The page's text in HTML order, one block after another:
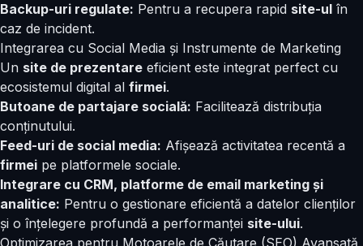
Backup-uri regulate: Pentru a recupera rapid site-ul în
caz de incident.
Integrarea cu Social Media și Instrumente de Marketing
Un site de prezentare eficient este integrat perfect cu
ecosistemul digital al firmei.
Butoane de partajare socială: Facilitează distribuția
conținutului.
Feed-uri de social media: Afișează activitatea recentă a
firmei pe platformele sociale.
Integrare cu CRM, platforme de email marketing și
analitice: Pentru o gestionare eficientă a datelor clienților
și o înțelegere profundă a performanței site-ului.
Optimizarea pentru Motoarele de Căutare (SEO) Avansată